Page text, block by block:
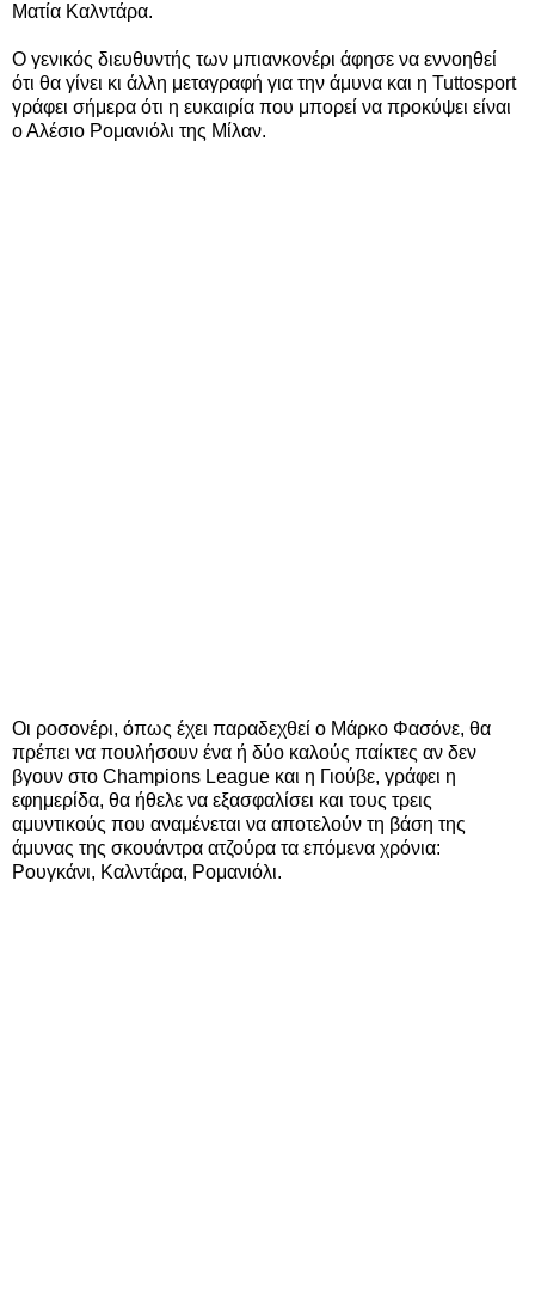
Ματία Καλντάρα.
Ο γενικός διευθυντής των μπιανκονέρι άφησε να εννοηθεί
ότι θα γίνει κι άλλη μεταγραφή για την άμυνα και η Tuttosport
γράφει σήμερα ότι η ευκαιρία που μπορεί να προκύψει είναι
ο Αλέσιο Ρομανιόλι της Μίλαν.
Οι ροσονέρι, όπως έχει παραδεχθεί ο Μάρκο Φασόνε, θα
πρέπει να πουλήσουν ένα ή δύο καλούς παίκτες αν δεν
βγουν στο Champions League και η Γιούβε, γράφει η
εφημερίδα, θα ήθελε να εξασφαλίσει και τους τρεις
αμυντικούς που αναμένεται να αποτελούν τη βάση της
άμυνας της σκουάντρα ατζούρα τα επόμενα χρόνια:
Ρουγκάνι, Καλντάρα, Ρομανιόλι.